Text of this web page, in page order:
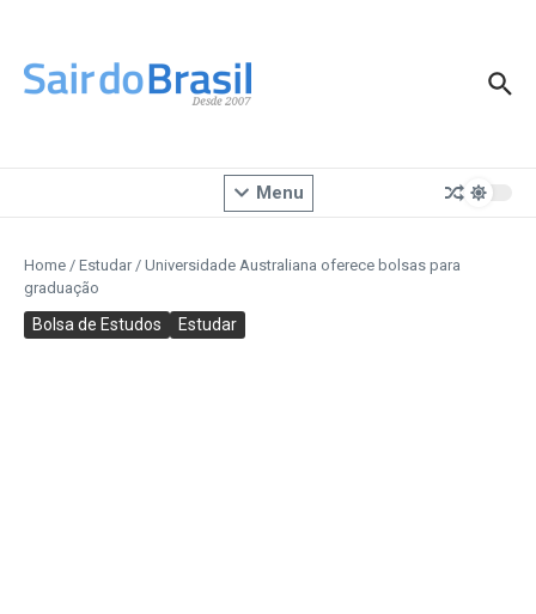
Menu
Home / Estudar / Universidade Australiana oferece bolsas para
graduação
Bolsa de Estudos Estudar